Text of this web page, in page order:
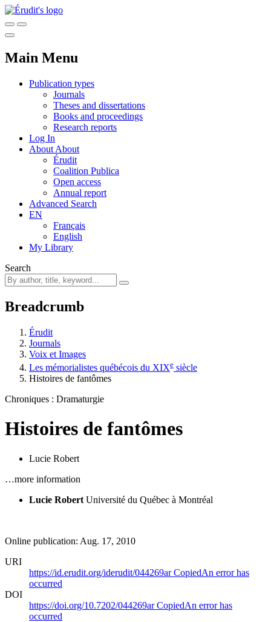
Main Menu
Publication types
Journals
Theses and dissertations
Books and proceedings
Research reports
Log In
About About
Érudit
Coalition Publica
Open access
Annual report
Advanced Search
EN
Français
English
My Library
Search
Breadcrumb
Érudit
Journals
Voix et Images
Les mémorialistes québécois du XIXe siècle
Histoires de fantômes
Chroniques : Dramaturgie
Histoires de fantômes
Lucie Robert
…more information
Lucie Robert Université du Québec à Montréal
Online publication: Aug. 17, 2010
URI
https://id.erudit.org/iderudit/044269arCopiedAn error has
occurred
DOI
https://doi.org/10.7202/044269arCopiedAn error has
occurred